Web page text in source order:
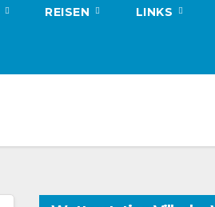
REISEN LINKS